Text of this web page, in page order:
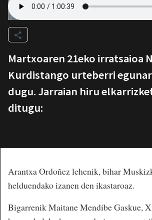
Martxoaren 21eko irratsaioa
Kurdistango urteberri
dugu. Jarraian hiru
ditugu:
Arantxa Ordoñez lehenik, bihar
helduendako izanen den ikastaroaz.
Bigarrenik Maitane Mendibe Gaskue,